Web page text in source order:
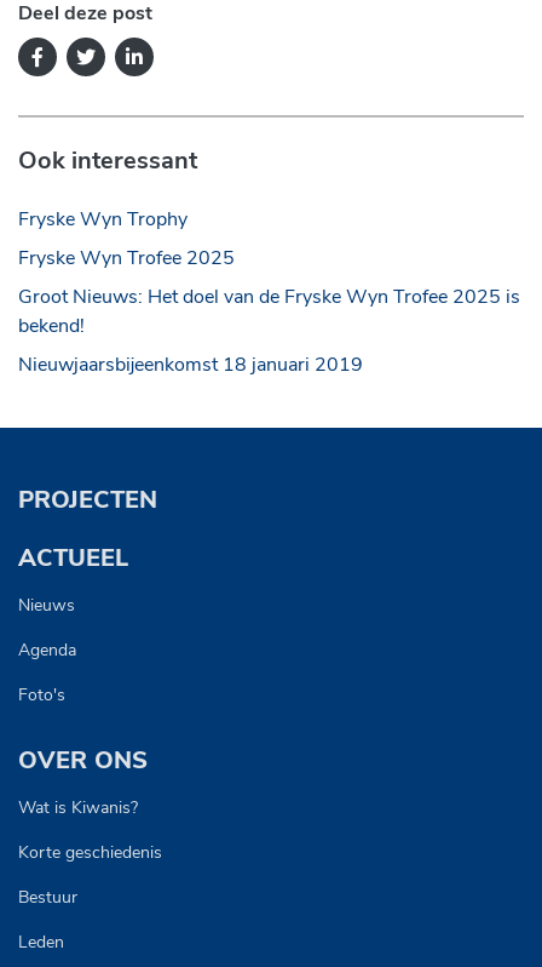
Deel deze post
Ook interessant
Fryske Wyn Trophy
Fryske Wyn Trofee 2025
Groot Nieuws: Het doel van de Fryske Wyn Trofee 2025 is
bekend!
Nieuwjaarsbijeenkomst 18 januari 2019
PROJECTEN
ACTUEEL
Nieuws
Agenda
Foto's
OVER ONS
Wat is Kiwanis?
Korte geschiedenis
Bestuur
Leden